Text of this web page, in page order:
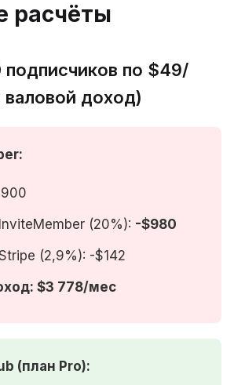
расчёты
по $49/
доход)
(20%): -$980
(2,9%): -$142
$3 778/мес
(план Pro):